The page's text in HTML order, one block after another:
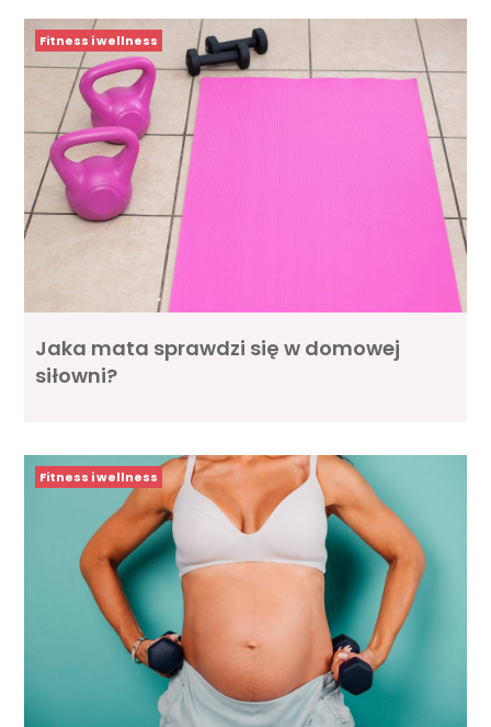
Fitness i wellness
Jaka mata sprawdzi się w domowej
siłowni?
Fitness i wellness